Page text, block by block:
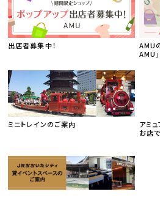
出店者募集中！
AMU
AMU」
ミニトレインのご案内
アミ
お店